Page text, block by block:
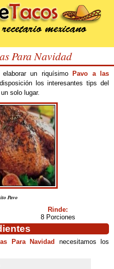
Para Navidad
un riquísimo
Pavo a las
los interesantes tips del
solo lugar.
Pavo
Rinde:
8 Porciones
Para Navidad
necesitamos los